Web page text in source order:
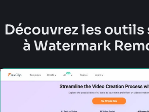
Découvrez les
à Watermark